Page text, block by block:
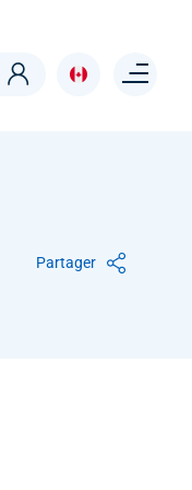
Menu right
Partager